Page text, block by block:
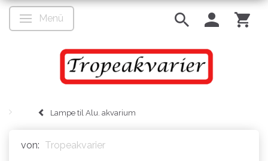
Anzeige ändern
Menü
Lampe til Alu. akvarium
von: Tropeakvarier